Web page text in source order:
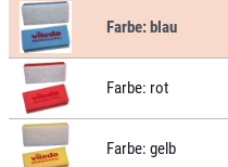
Farbe:blau
Farbe: rot
Farbe: gelb